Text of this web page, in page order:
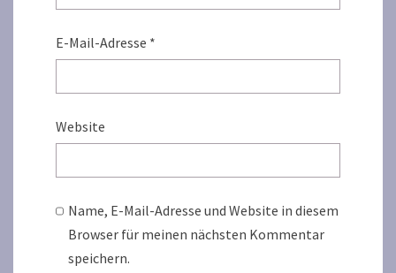
E-Mail-Adresse *
Website
Name, E-Mail-Adresse und Website in diesem
Browser für meinen nächsten Kommentar
speichern.